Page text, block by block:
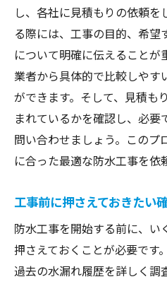
し、各社に見積もりの依頼を
る際には、工事の目的、希
について明確に伝えることが
業者から具体的で比較しやす
ができます。そして、見積も
まれているかを確認し、必
問い合わせましょう。このプ
に合った最適な防水工事を依
工事前に押さえておきたい
防水工事を開始する前に、い
押さえておくことが必要です
過去の水漏れ履歴を詳しく調